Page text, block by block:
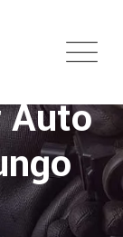
Auto